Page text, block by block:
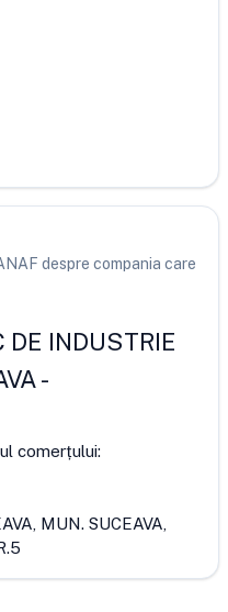
despre compania care
DE INDUSTRIE
-
comerțului:
MUN. SUCEAVA,